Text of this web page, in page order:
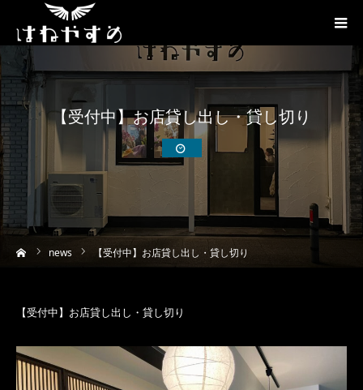
【受付中】お店貸し出し・貸し切り
news 【受付中】お店貸し出し・貸し切り
【受付中】お店貸し出し・貸し切り